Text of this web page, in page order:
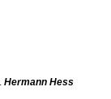
Hermann Hess